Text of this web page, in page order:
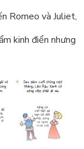
và Juliet,
kinh điển